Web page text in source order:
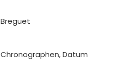
Breguet
Chronographen, Datum